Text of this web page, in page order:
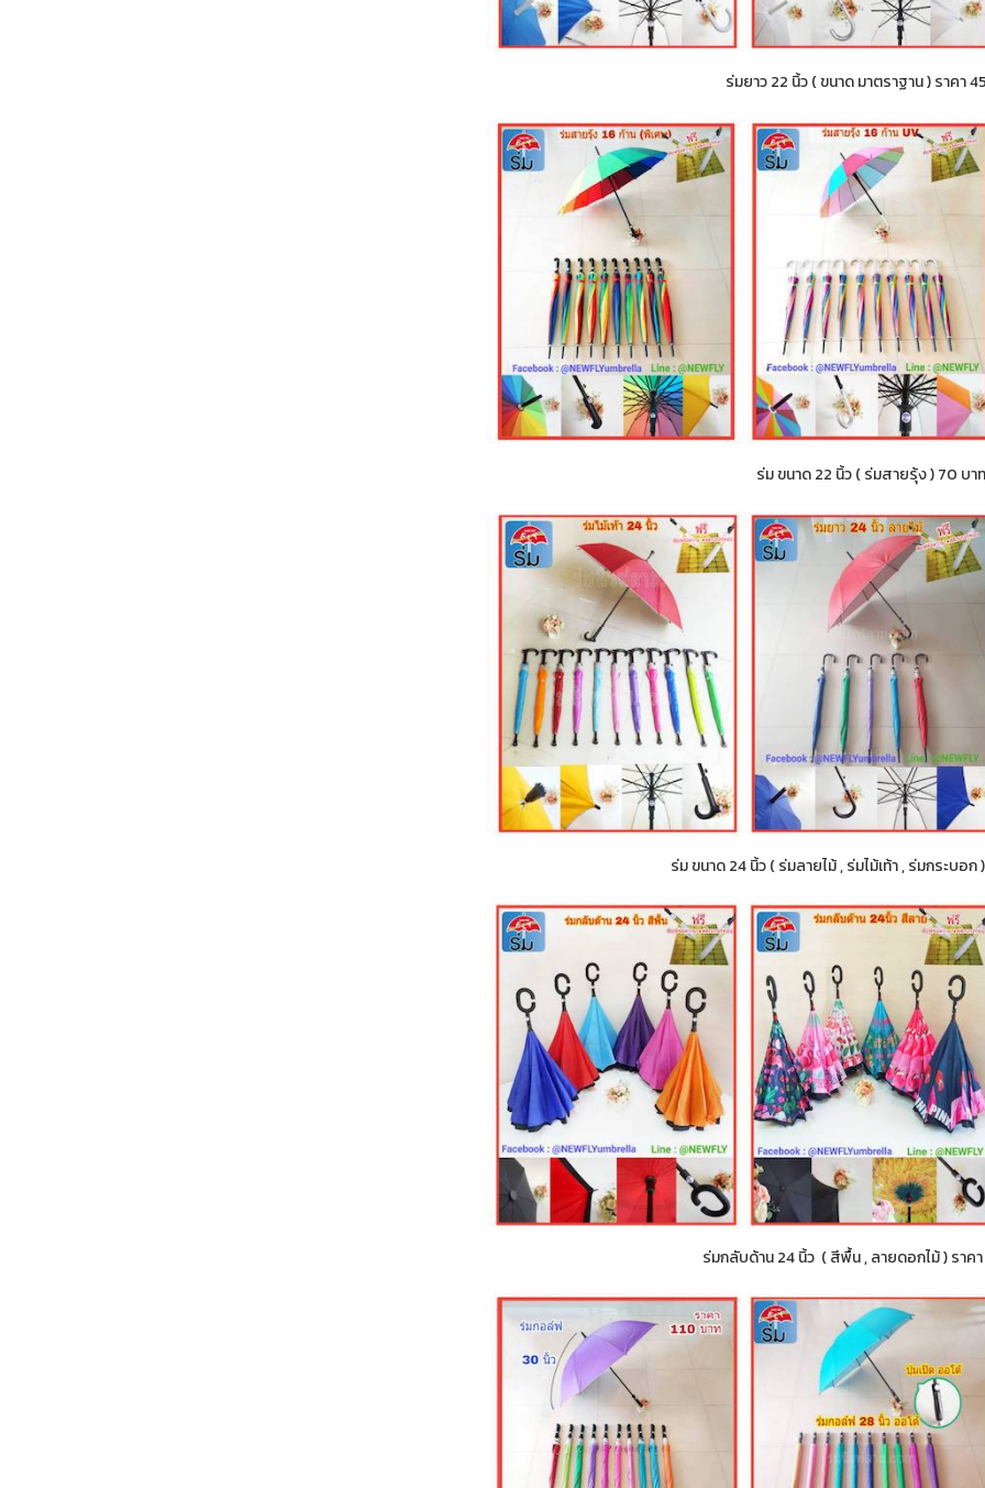
ร่มยาว 22 นิ้ว ( ขนาด มาตราฐาน ) ราคา
ร่ม ขนาด 22 นิ้ว ( ร่มสายรุ้ง ) 70 บาท
ร่ม ขนาด 24 นิ้ว ( ร่มลายไม้ , ร่มไม้เท้า , ร่มกระบอก
ร่มกลับด้าน 24 นิ้ว ( สีพื้น , ลายดอกไม้ ) ราค